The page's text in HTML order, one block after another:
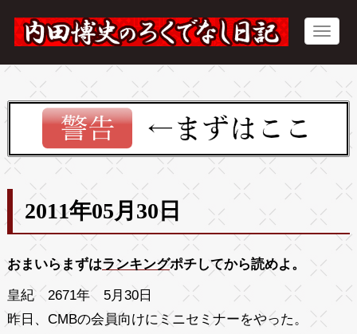
2011年05月30日
おまいらまずはランキングポチしてから読めよ。
皇紀 2671年 5月30日
昨日、CMBの会員向けにミニセミナーをやった。